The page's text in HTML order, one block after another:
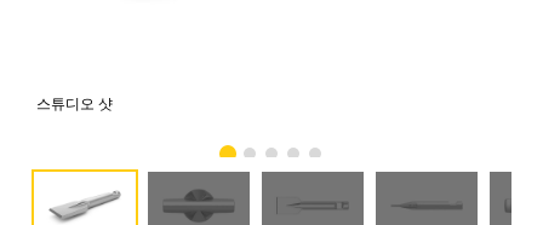
스튜디오 샷